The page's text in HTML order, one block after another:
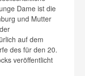
Dame ist die
und Mutter
auf dem
des für den 20.
veröffentlicht